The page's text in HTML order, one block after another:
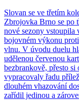
Slovan se ve třetím
Zbrojovka Brno se po
nové sezony vstoupila
bojovném výkonu
vlnu. V úvodu duelu
udělenou červenou
bezbrankově, přesto
vypracovaly řadu
dlouhém vhazování
zařídil jedinou a